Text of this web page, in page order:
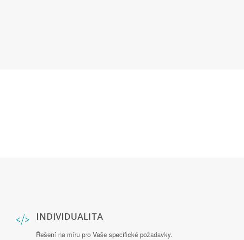
INDIVIDUALITA
Řešení na míru pro Vaše specifické požadavky.